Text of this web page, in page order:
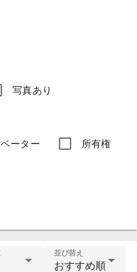
写真あり
ーター 所有権
並び替え
おすすめ順